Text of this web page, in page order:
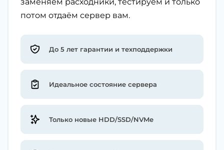
потом отдаём сервер вам.
До 5 лет гарантии и техподдержки
Идеальное состояние сервера
Только новые HDD/SSD/NVMe